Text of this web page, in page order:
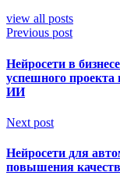
view all posts
Previous post
Нейросети в
успешного проекта
ИИ
Next post
Нейросети для
повышения